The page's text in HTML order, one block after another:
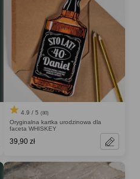
4.9 / 5 (80)
Oryginalna kartka urodzinowa dla
faceta WHISKEY
39,90 zł